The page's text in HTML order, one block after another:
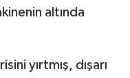
altında
yırtmış, dışarı